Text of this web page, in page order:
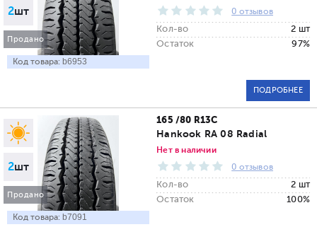
2шт
Продано
Код товара: b6953
0 отзывов
Кол-во
2 шт
Остаток
97%
ПОДРОБНЕЕ
2шт
Продано
Код товара: b7091
165 /80 R13C
Hankook RA 08 Radial
Нет в наличии
0 отзывов
Кол-во
2 шт
Остаток
100%